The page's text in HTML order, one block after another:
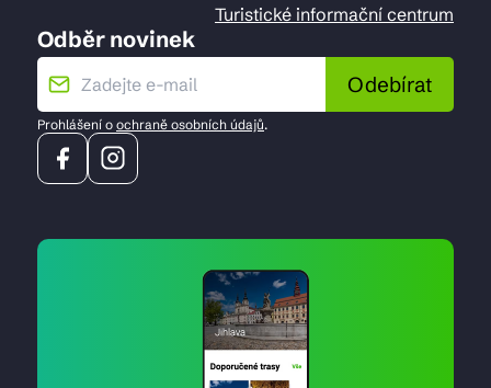
Turistické informační centrum
Odběr novinek
Odebírat
Prohlášení o ochraně osobních údajů.